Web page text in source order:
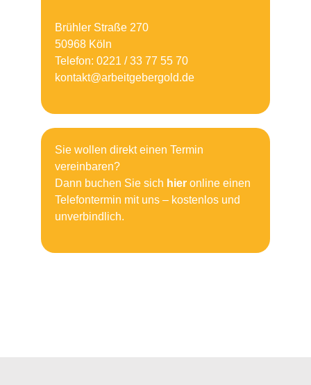
Brühler Straße 270
50968 Köln
Telefon: 0221 / 33 77 55 70
kontakt@arbeitgebergold.de
Sie wollen direkt einen Termin
vereinbaren?
Dann buchen Sie sich hieronline einen
Telefontermin mit uns – kostenlos und
unverbindlich.